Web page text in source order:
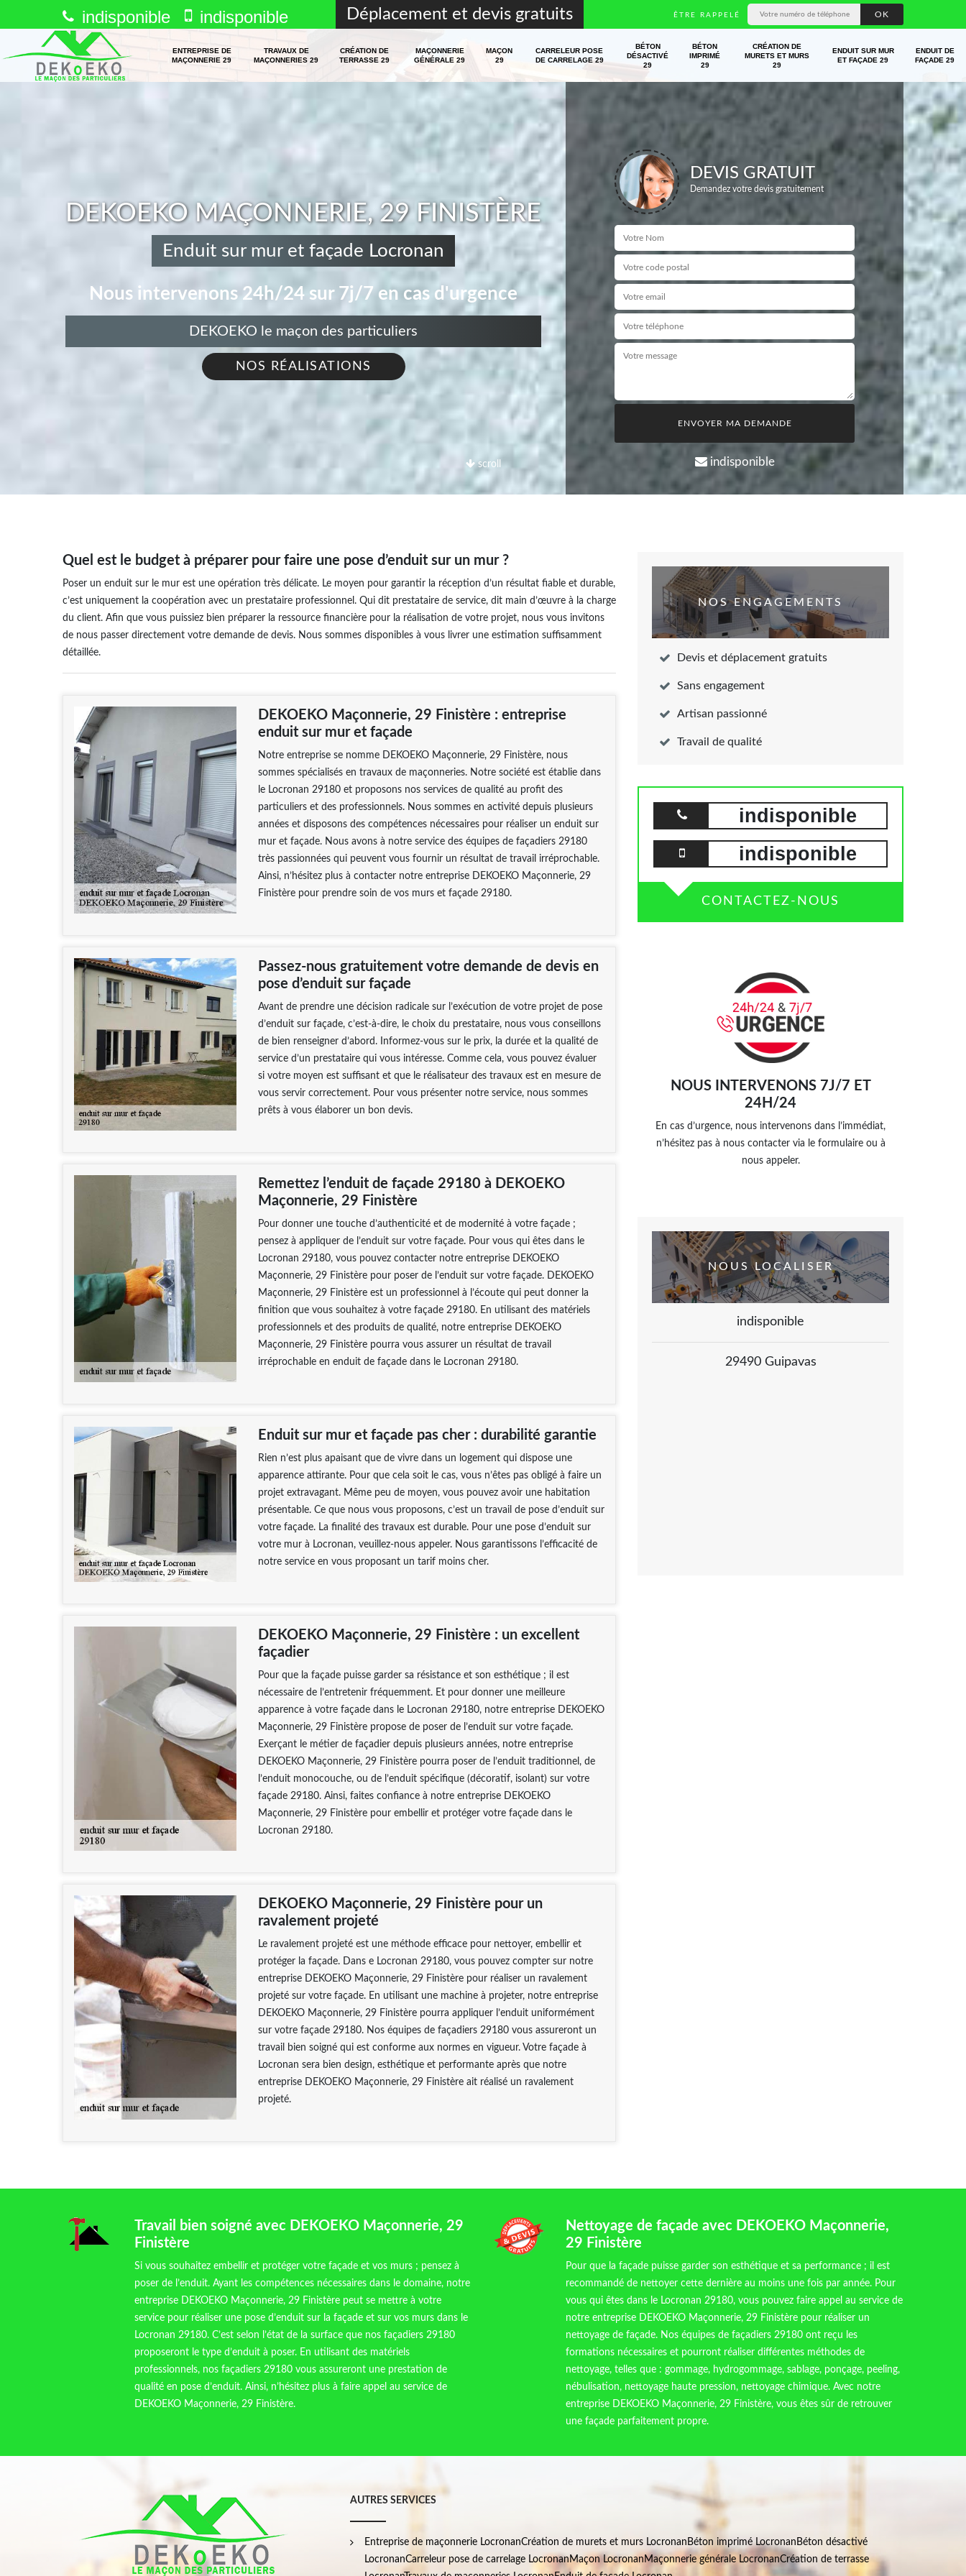
indisponible indisponible Déplacement et devis gratuits ÊTRE RAPPELÉ
ENTREPRISE DE
MAÇONNERIE 29
TRAVAUX DE
MAÇONNERIES 29
CRÉATION DE
TERRASSE 29
MAÇONNERIE
GÉNÉRALE 29
MAÇON
29
CARRELEUR POSE
DE CARRELAGE 29
BÉTON
DÉSACTIVÉ
29
BÉTON
IMPRIMÉ
29
CRÉATION DE
MURETS ET MURS
29
ENDUIT SUR MUR
ET FAÇADE 29
ENDUIT DE
FAÇADE 29
scroll
DEKOEKO MAÇONNERIE, 29 FINISTÈRE
Enduit sur mur et façade Locronan
Nous intervenons 24h/24 sur 7j/7 en cas d'urgence
DEKOEKO le maçon des particuliers
NOS RÉALISATIONS
DEVIS GRATUIT
Demandez votre devis gratuitement
indisponible
Quel est le budget à préparer pour faire une pose d’enduit sur un mur ?
Poser un enduit sur le mur est une opération très délicate. Le moyen pour garantir la réception d’un résultat fiable et durable,
c’est uniquement la coopération avec un prestataire professionnel. Qui dit prestataire de service, dit main d’œuvre à la charge
du client. Afin que vous puissiez bien préparer la ressource financière pour la réalisation de votre projet, nous vous invitons
de nous passer directement votre demande de devis. Nous sommes disponibles à vous livrer une estimation suffisamment
détaillée.
DEKOEKO Maçonnerie, 29 Finistère : entreprise
enduit sur mur et façade
Notre entreprise se nomme DEKOEKO Maçonnerie, 29 Finistère, nous
sommes spécialisés en travaux de maçonneries. Notre société est établie dans
le Locronan 29180 et proposons nos services de qualité au profit des
particuliers et des professionnels. Nous sommes en activité depuis plusieurs
années et disposons des compétences nécessaires pour réaliser un enduit sur
mur et façade. Nous avons à notre service des équipes de façadiers 29180
très passionnées qui peuvent vous fournir un résultat de travail irréprochable.
Ainsi, n’hésitez plus à contacter notre entreprise DEKOEKO Maçonnerie, 29
Finistère pour prendre soin de vos murs et façade 29180.
Passez-nous gratuitement votre demande de devis en
pose d’enduit sur façade
Avant de prendre une décision radicale sur l’exécution de votre projet de pose
d’enduit sur façade, c’est-à-dire, le choix du prestataire, nous vous conseillons
de bien renseigner d’abord. Informez-vous sur le prix, la durée et la qualité de
service d’un prestataire qui vous intéresse. Comme cela, vous pouvez évaluer
si votre moyen est suffisant et que le réalisateur des travaux est en mesure de
vous servir correctement. Pour vous présenter notre service, nous sommes
prêts à vous élaborer un bon devis.
Remettez l’enduit de façade 29180 à DEKOEKO
Maçonnerie, 29 Finistère
Pour donner une touche d’authenticité et de modernité à votre façade ;
pensez à appliquer de l’enduit sur votre façade. Pour vous qui êtes dans le
Locronan 29180, vous pouvez contacter notre entreprise DEKOEKO
Maçonnerie, 29 Finistère pour poser de l’enduit sur votre façade. DEKOEKO
Maçonnerie, 29 Finistère est un professionnel à l’écoute qui peut donner la
finition que vous souhaitez à votre façade 29180. En utilisant des matériels
professionnels et des produits de qualité, notre entreprise DEKOEKO
Maçonnerie, 29 Finistère pourra vous assurer un résultat de travail
irréprochable en enduit de façade dans le Locronan 29180.
Enduit sur mur et façade pas cher : durabilité garantie
Rien n’est plus apaisant que de vivre dans un logement qui dispose une
apparence attirante. Pour que cela soit le cas, vous n’êtes pas obligé à faire un
projet extravagant. Même peu de moyen, vous pouvez avoir une habitation
présentable. Ce que nous vous proposons, c’est un travail de pose d’enduit sur
votre façade. La finalité des travaux est durable. Pour une pose d’enduit sur
votre mur à Locronan, veuillez-nous appeler. Nous garantissons l’efficacité de
notre service en vous proposant un tarif moins cher.
DEKOEKO Maçonnerie, 29 Finistère : un excellent
façadier
Pour que la façade puisse garder sa résistance et son esthétique ; il est
nécessaire de l’entretenir fréquemment. Et pour donner une meilleure
apparence à votre façade dans le Locronan 29180, notre entreprise DEKOEKO
Maçonnerie, 29 Finistère propose de poser de l’enduit sur votre façade.
Exerçant le métier de façadier depuis plusieurs années, notre entreprise
DEKOEKO Maçonnerie, 29 Finistère pourra poser de l’enduit traditionnel, de
l’enduit monocouche, ou de l’enduit spécifique (décoratif, isolant) sur votre
façade 29180. Ainsi, faites confiance à notre entreprise DEKOEKO
Maçonnerie, 29 Finistère pour embellir et protéger votre façade dans le
Locronan 29180.
DEKOEKO Maçonnerie, 29 Finistère pour un
ravalement projeté
Le ravalement projeté est une méthode efficace pour nettoyer, embellir et
protéger la façade. Dans e Locronan 29180, vous pouvez compter sur notre
entreprise DEKOEKO Maçonnerie, 29 Finistère pour réaliser un ravalement
projeté sur votre façade. En utilisant une machine à projeter, notre entreprise
DEKOEKO Maçonnerie, 29 Finistère pourra appliquer l’enduit uniformément
sur votre façade 29180. Nos équipes de façadiers 29180 vous assureront un
travail bien soigné qui est conforme aux normes en vigueur. Votre façade à
Locronan sera bien design, esthétique et performante après que notre
entreprise DEKOEKO Maçonnerie, 29 Finistère ait réalisé un ravalement
projeté.
NOS ENGAGEMENTS
Devis et déplacement gratuits
Sans engagement
Artisan passionné
Travail de qualité
indisponible
indisponible
CONTACTEZ-NOUS
NOUS INTERVENONS 7J/7 ET
24H/24
En cas d’urgence, nous intervenons dans l’immédiat,
n’hésitez pas à nous contacter via le formulaire ou à
nous appeler.
NOUS LOCALISER
indisponible
29490 Guipavas
Travail bien soigné avec DEKOEKO Maçonnerie, 29
Finistère
Si vous souhaitez embellir et protéger votre façade et vos murs ; pensez à
poser de l’enduit. Ayant les compétences nécessaires dans le domaine, notre
entreprise DEKOEKO Maçonnerie, 29 Finistère peut se mettre à votre
service pour réaliser une pose d’enduit sur la façade et sur vos murs dans le
Locronan 29180. C’est selon l’état de la surface que nos façadiers 29180
proposeront le type d’enduit à poser. En utilisant des matériels
professionnels, nos façadiers 29180 vous assureront une prestation de
qualité en pose d’enduit. Ainsi, n’hésitez plus à faire appel au service de
DEKOEKO Maçonnerie, 29 Finistère.
Nettoyage de façade avec DEKOEKO Maçonnerie,
29 Finistère
Pour que la façade puisse garder son esthétique et sa performance ; il est
recommandé de nettoyer cette dernière au moins une fois par année. Pour
vous qui êtes dans le Locronan 29180, vous pouvez faire appel au service de
notre entreprise DEKOEKO Maçonnerie, 29 Finistère pour réaliser un
nettoyage de façade. Nos équipes de façadiers 29180 ont reçu les
formations nécessaires et pourront réaliser différentes méthodes de
nettoyage, telles que : gommage, hydrogommage, sablage, ponçage, peeling,
nébulisation, nettoyage haute pression, nettoyage chimique. Avec notre
entreprise DEKOEKO Maçonnerie, 29 Finistère, vous êtes sûr de retrouver
une façade parfaitement propre.
AUTRES SERVICES
Entreprise de maçonnerie LocronanCréation de murets et murs Locronan Béton imprimé Locronan Béton désactivé
LocronanCarreleur pose de carrelage LocronanMaçon Locronan Maçonnerie générale LocronanCréation de terrasse